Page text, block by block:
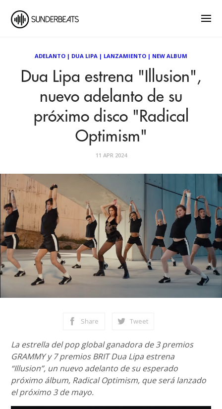
ADELANTO | DUA LIPA | LANZAMIENTO | NEW ALBUM
Dua Lipa estrena "Illusion",
nuevo adelanto de su
próximo disco "Radical
Optimism"
11 APR 2024
Share Tweet
La estrella del pop global ganadora de 3 premios
GRAMMY y 7 premios BRIT Dua Lipa estrena
“Illusion”, un nuevo adelanto de su esperado
próximo álbum, Radical Optimism, que será lanzado
el próximo 3 de mayo.